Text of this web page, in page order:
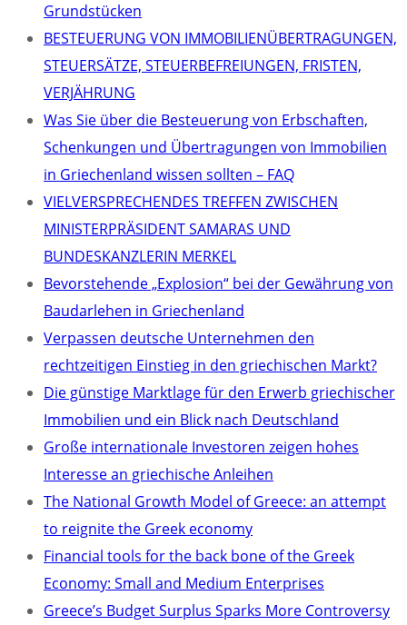
Grundstücken
BESTEUERUNG VON IMMOBILIENÜBERTRAGUNGEN,
STEUERSÄTZE, STEUERBEFREIUNGEN, FRISTEN,
VERJÄHRUNG
Was Sie über die Besteuerung von Erbschaften,
Schenkungen und Übertragungen von Immobilien
in Griechenland wissen sollten – FAQ
VIELVERSPRECHENDES TREFFEN ZWISCHEN
MINISTERPRÄSIDENT SAMARAS UND
BUNDESKANZLERIN MERKEL
Bevorstehende „Explosion“ bei der Gewährung von
Baudarlehen in Griechenland
Verpassen deutsche Unternehmen den
rechtzeitigen Einstieg in den griechischen Markt?
Die günstige Marktlage für den Erwerb griechischer
Immobilien und ein Blick nach Deutschland
Große internationale Investoren zeigen hohes
Interesse an griechische Anleihen
The National Growth Model of Greece: an attempt
to reignite the Greek economy
Financial tools for the back bone of the Greek
Economy: Small and Medium Enterprises
Greece’s Budget Surplus Sparks More Controversy